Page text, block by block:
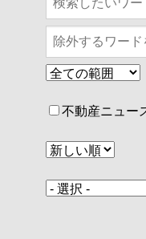
不動産ニュー